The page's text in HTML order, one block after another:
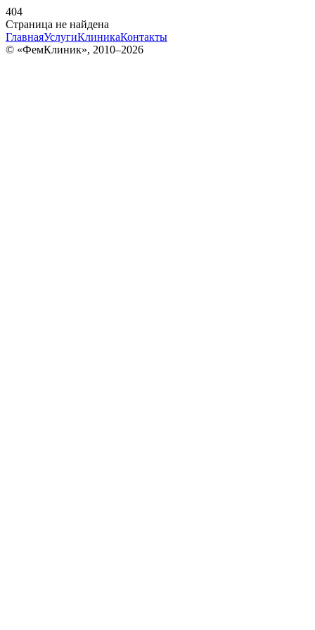
404
Страница не найдена
ГлавнаяУслугиКлиникаКонтакты
© «ФемКлиник», 2010–2026